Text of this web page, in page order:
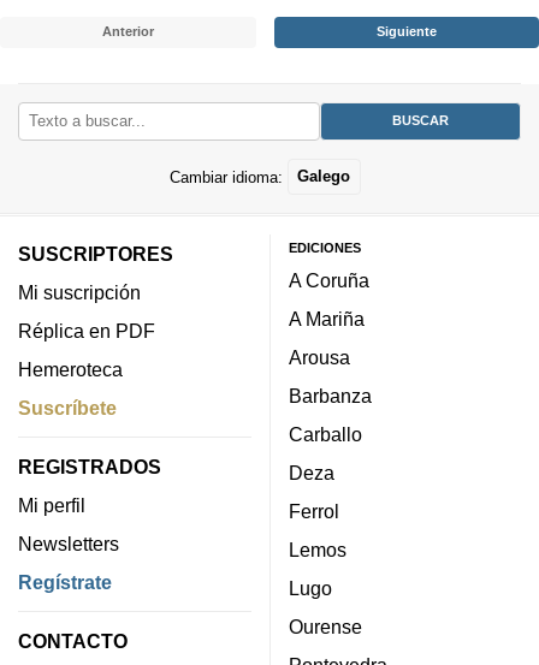
Anterior Siguiente
Cambiar idioma: Galego
SUSCRIPTORES
Mi suscripción
Réplica en PDF
Hemeroteca
Suscríbete
REGISTRADOS
Mi perfil
Newsletters
Regístrate
CONTACTO
EDICIONES
A Coruña
A Mariña
Arousa
Barbanza
Carballo
Deza
Ferrol
Lemos
Lugo
Ourense